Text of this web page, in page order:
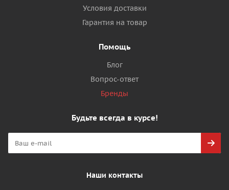
Условия доставки
Гарантия на товар
Помощь
Блог
Вопрос-ответ
Бренды
Будьте всегда в курсе!
Наши контакты